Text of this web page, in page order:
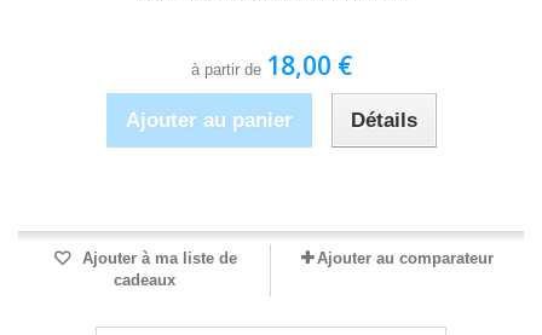
à partir de 18,00 €
Ajouter au panier Détails
Ajouter à ma liste de
cadeaux
Ajouter au comparateur